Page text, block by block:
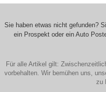
Sie haben etwas nicht gefunden?
ein Prospekt oder ein Auto
Für alle Artikel gilt:
vorbehalten. Wir bemühen uns,
zu